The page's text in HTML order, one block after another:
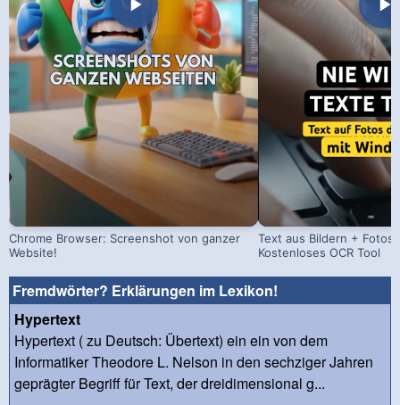
Chrome Browser: Screenshot von ganzer
Website!
Text aus Bildern + Fotos
Kostenloses OCR Tool
Fremdwörter? Erklärungen im Lexikon!
Hypertext
Hypertext ( zu Deutsch: Übertext) ein ein von dem
Informatiker Theodore L. Nelson in den sechziger Jahren
geprägter Begriff für Text, der dreidimensional g...